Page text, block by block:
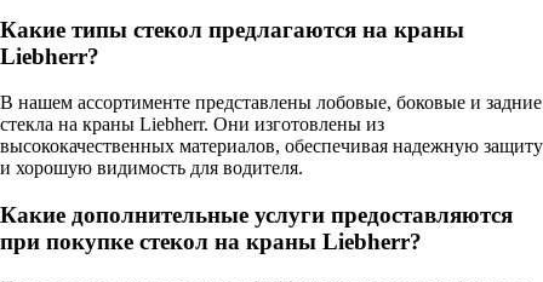
Какие типы стекол предлагаются на краны
Liebherr?
В нашем ассортименте представлены лобовые, боковые и задние
стекла на краны Liebherr. Они изготовлены из
высококачественных материалов, обеспечивая надежную защиту
и хорошую видимость для водителя.
Какие дополнительные услуги предоставляются
при покупке стекол на краны Liebherr?